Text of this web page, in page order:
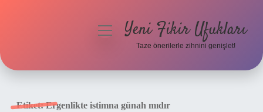
menüyüYeni Fikir Ufukları
Taze önerilerle zihnini genişlet!
Etiket:Ergenlikte istimna günah mıdır